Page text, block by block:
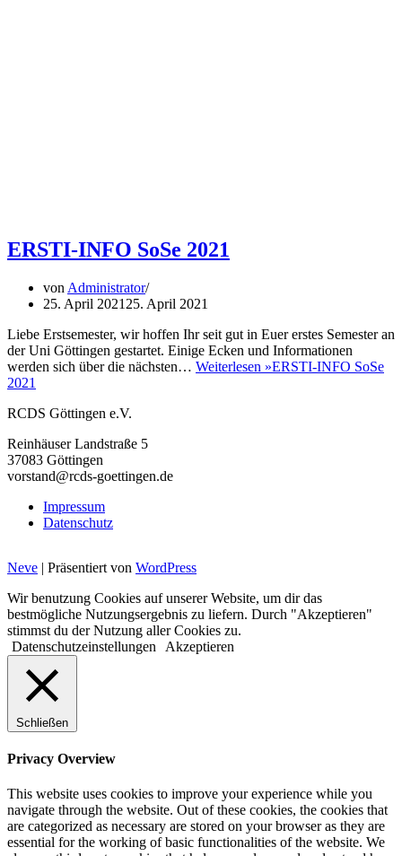
ERSTI-INFO SoSe 2021
von Administrator
25. April 2021 25. April 2021
Liebe Erstsemester, wir hoffen Ihr seit gut in Euer erstes Semester an
der Uni Göttingen gestartet. Einige Ecken und Informationen
werden sich über die nächsten… Weiterlesen »ERSTI-INFO SoSe
2021
RCDS Göttingen e.V.
Reinhäuser Landstraße 5
37083 Göttingen
vorstand@rcds-goettingen.de
Impressum
Datenschutz
Neve | Präsentiert von WordPress
Wir benutzung Cookies auf unserer Website, um dir das
bestmögliche Nutzungsergebnis zu liefern. Durch "Akzeptieren"
stimmst du der Nutzung aller Cookies zu.
Datenschutzeinstellungen
Akzeptieren
Schließen
Privacy Overview
This website uses cookies to improve your experience while you
navigate through the website. Out of these cookies, the cookies that
are categorized as necessary are stored on your browser as they are
essential for the working of basic functionalities of the website. We